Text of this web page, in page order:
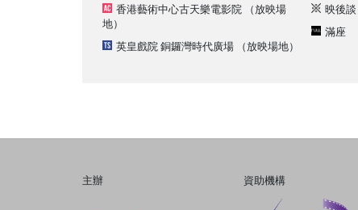
香港藝術中心古天樂電影院 （放映場
地）
英皇戲院 銅鑼灣時代廣場 （放映場地）
映後談
滿座
主辦 資助機構